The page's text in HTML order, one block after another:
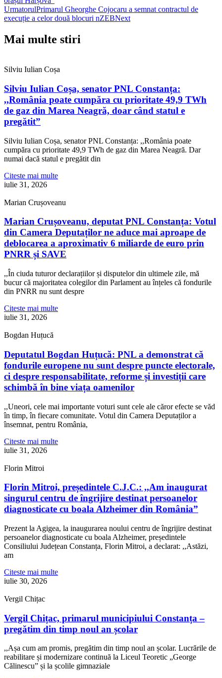
UrmatorulPrimarul Gheorghe Cojocaru a semnat contractul de
execuție a celor două blocuri nZEBNext
Mai multe stiri
Silviu Iulian Coșa
Silviu Iulian Coșa, senator PNL Constanța:
,,România poate cumpăra cu prioritate 49,9 TWh
de gaz din Marea Neagră, doar când statul e
pregătit”
Silviu Iulian Coșa, senator PNL Constanța: ,,România poate
cumpăra cu prioritate 49,9 TWh de gaz din Marea Neagră. Dar
numai dacă statul e pregătit din
Citeste mai multe
iulie 31, 2026
Marian Crușoveanu
Marian Crușoveanu, deputat PNL Constanța: Votul
din Camera Deputaților ne aduce mai aproape de
deblocarea a aproximativ 6 miliarde de euro prin
PNRR și SAVE
,,În ciuda tuturor declarațiilor și disputelor din ultimele zile, mă
bucur că majoritatea colegilor din Parlament au înțeles că fondurile
din PNRR nu sunt despre
Citeste mai multe
iulie 31, 2026
Bogdan Huțucă
Deputatul Bogdan Huțucă: PNL a demonstrat că
fondurile europene nu sunt despre puncte electorale,
ci despre responsabilitate, reforme și investiții care
schimbă în bine viața oamenilor
,,Uneori, cele mai importante voturi sunt cele ale căror efecte se văd
în timp, în fiecare comunitate. Votul din Camera Deputaților a
însemnat, pentru România,
Citeste mai multe
iulie 31, 2026
Florin Mitroi
Florin Mitroi, președintele C.J.C.: ,,Am inaugurat
singurul centru de îngrijire destinat persoanelor
diagnosticate cu boala Alzheimer din România”
Prezent la Agigea, la inaugurarea noului centru de îngrijire destinat
persoanelor diagnosticate cu boala Alzheimer, președintele
Consiliului Județean Constanța, Florin Mitroi, a declarat: ,,Astăzi,
am
Citeste mai multe
iulie 30, 2026
Vergil Chițac
Vergil Chițac, primarul municipiului Constanța –
pregătim din timp noul an școlar
,,Așa cum am promis, pregătim din timp noul an școlar. Lucrările de
reabilitare și modernizare continuă la Liceul Teoretic „George
Călinescu” și la școlile gimnaziale